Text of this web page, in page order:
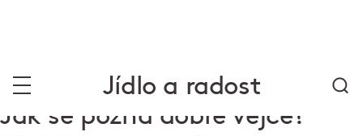
Jídlo a radost
Jak se pozná dobré vejce?